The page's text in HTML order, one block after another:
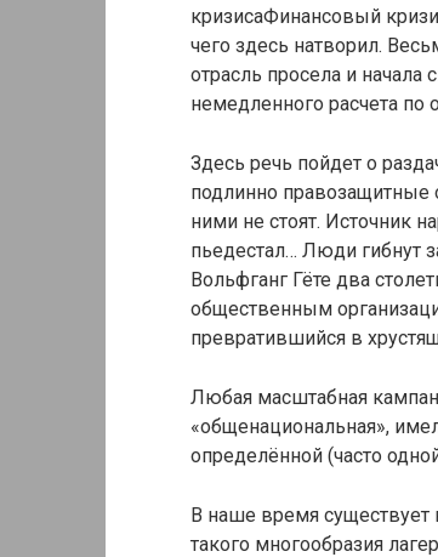
кризисаФинансовый
чего здесь натворил.
отрасль просела и начала
немедленного расчета по
Здесь речь пойдет о
подлинно правозащитные
ними не стоят. Источник
пьедестал… Люди гибнут
Вольфганг Гёте два
общественным
превратившийся в
Любая масштабная
«общенациональная»,
определённой (часто
В наше время существует
такого многообразия